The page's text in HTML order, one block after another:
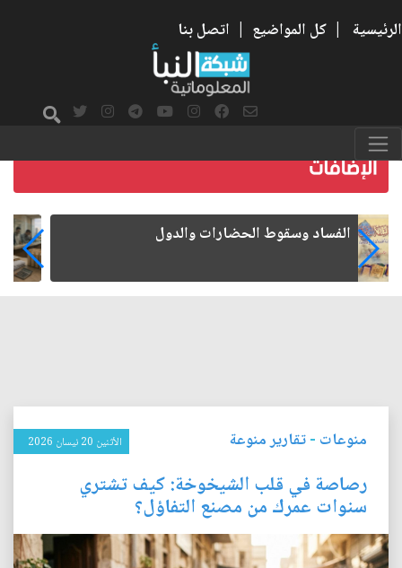
الرئيسية | كل المواضيع | اتصل بنا
رواتب الموظفين على صفيح ساخن
منوعات -تقارير منوعة الأثنين 20 نيسان 2026
رصاصة في قلب الشيخوخة: كيف تشتري
سنوات عمرك من مصنع التفاؤل؟